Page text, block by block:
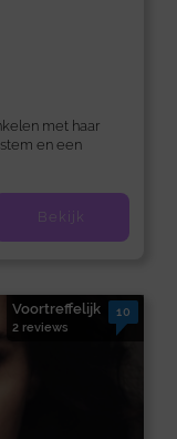
met haar
en een
Bekijk
Voortreffelijk
2 reviews
10